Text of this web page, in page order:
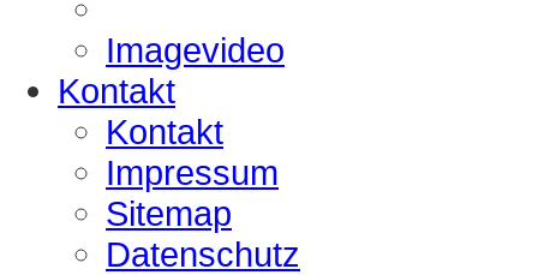
Imagevideo
Kontakt
Kontakt
Impressum
Sitemap
Datenschutz